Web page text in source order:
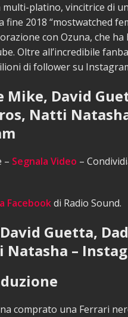
platino, vincitrice di un
2018 “mostwatched
con Ozuna, che ha
Oltre all’incredibile
di follower su
Mike, David
Natti
– Segnala Video –
Facebookdi Radio Sound.
Guetta,
–
comprato una Ferrari